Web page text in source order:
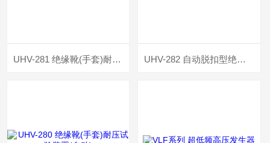
UHV-281 绝缘靴(手套)耐压试验装置(手动) UHV-282 自动脱扣型绝缘靴(手套)耐压支架